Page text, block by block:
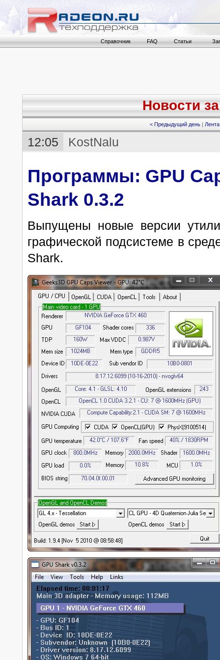
Справочник FAQ Статьи
Новости
< Предыдущий день | Лента
12:05 KostNalu
Программы: GPU
Shark 0.3.2
Выпущены новые версии
графической подсистеме в
Shark.